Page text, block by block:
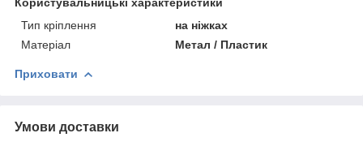
Тип кріплення
на ніжках
Матеріал
Метал / Пластик
Приховати
Умови доставки